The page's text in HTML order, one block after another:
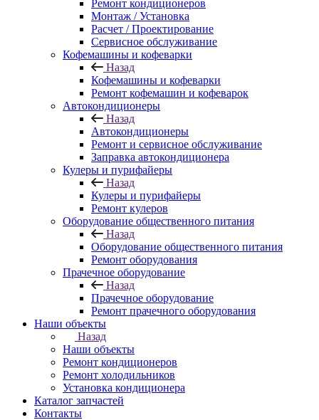
Ремонт кондиционеров
Монтаж / Установка
Расчет / Проектирование
Сервисное обслуживание
Кофемашины и кофеварки
Назад
Кофемашины и кофеварки
Ремонт кофемашин и кофеварок
Автокондиционеры
Назад
Автокондиционеры
Ремонт и сервисное обслуживание
Заправка автокондиционера
Кулеры и пурифайеры
Назад
Кулеры и пурифайеры
Ремонт кулеров
Оборудование общественного питания
Назад
Оборудование общественного питания
Ремонт оборудования
Прачечное оборудование
Назад
Прачечное оборудование
Ремонт прачечного оборудования
Наши объекты
Назад
Наши объекты
Ремонт кондиционеров
Ремонт холодильников
Установка кондиционера
Каталог запчастей
Контакты